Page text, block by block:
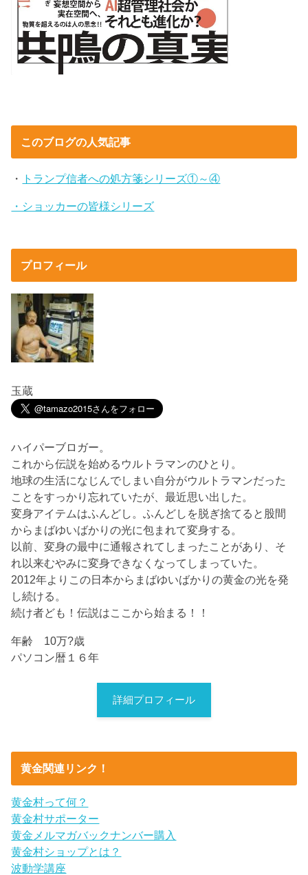
このブログの人気記事
・ トランプ信者への処方箋シリーズ①～④
・ショッカーの皆様シリーズ
プロフィール
玉蔵
ハイパーブロガー。
これから伝説を始めるウルトラマンのひとり。
地球の生活になじんでしまい自分がウルトラマンだった
ことをすっかり忘れていたが、最近思い出した。
変身アイテムはふんどし。ふんどしを脱ぎ捨てると股間
からまばゆいばかりの光に包まれて変身する。
以前、変身の最中に通報されてしまったことがあり、そ
れ以来むやみに変身できなくなってしまっていた。
2012年よりこの日本からまばゆいばかりの黄金の光を発
し続ける。
続け者ども！伝説はここから始まる！！
年齢 10万?歳
パソコン暦１６年
詳細プロフィール
黄金関連リンク！
黄金村って何？
黄金村サポーター
黄金メルマガバックナンバー購入
黄金村ショップとは？
波動学講座